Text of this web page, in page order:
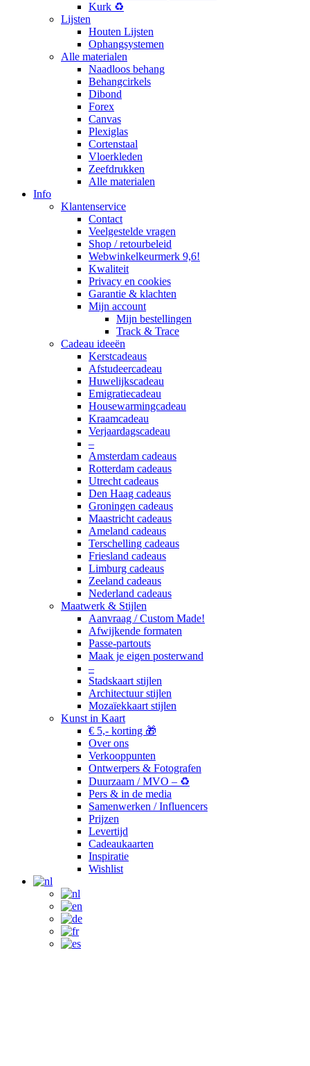
Kurk ♻️
Lijsten
Houten Lijsten
Ophangsystemen
Alle materialen
Naadloos behang
Behangcirkels
Dibond
Forex
Canvas
Plexiglas
Cortenstaal
Vloerkleden
Zeefdrukken
Alle materialen
Info
Klantenservice
Contact
Veelgestelde vragen
Shop / retourbeleid
Webwinkelkeurmerk 9,6!
Kwaliteit
Privacy en cookies
Garantie & klachten
Mijn account
Mijn bestellingen
Track & Trace
Cadeau ideeën
Kerstcadeaus
Afstudeercadeau
Huwelijkscadeau
Emigratiecadeau
Housewarmingcadeau
Kraamcadeau
Verjaardagscadeau
–
Amsterdam cadeaus
Rotterdam cadeaus
Utrecht cadeaus
Den Haag cadeaus
Groningen cadeaus
Maastricht cadeaus
Ameland cadeaus
Terschelling cadeaus
Friesland cadeaus
Limburg cadeaus
Zeeland cadeaus
Nederland cadeaus
Maatwerk & Stijlen
Aanvraag / Custom Made!
Afwijkende formaten
Passe-partouts
Maak je eigen posterwand
–
Stadskaart stijlen
Architectuur stijlen
Mozaïekkaart stijlen
Kunst in Kaart
€ 5,- korting 🎁
Over ons
Verkooppunten
Ontwerpers & Fotografen
Duurzaam / MVO – ♻️
Pers & in de media
Samenwerken / Influencers
Prijzen
Levertijd
Cadeaukaarten
Inspiratie
Wishlist